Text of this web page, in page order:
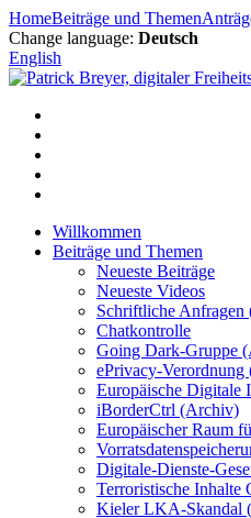
Zum
Inhalt
springen
HomeBeiträge und Themen
Change language: Deutsch
English
Willkommen
Beiträge und Themen
Neueste Beiträge
Neueste Videos
Schriftliche
Chatkontrolle
Going Dark-Gruppe
ePrivacy-
Europäische Digitale
iBorderCtrl (Archiv)
Europäischer Raum
Digitale-Dienste-
Terroristische
Kieler LKA-Skandal